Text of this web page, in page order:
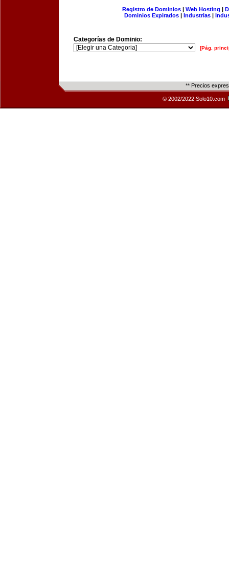
Registro de Dominios| Web Hosting |
Dominios Expirados | Industrias |
Categorías de Dominio:
[Pág.
** Precios
© 2002/2022 Solo10.com